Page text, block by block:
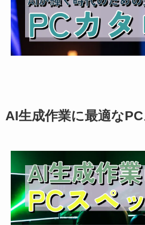
AI生成作業に最適な